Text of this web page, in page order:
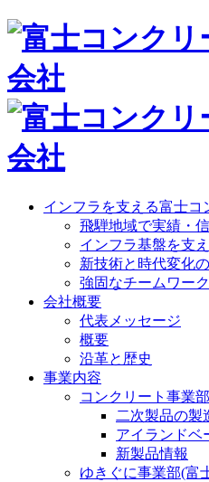
インフラを支える富士コ
飛騨地域で実績・
インフラ基盤を支
新技術と時代変化
強固なチームワー
会社概要
代表メッセージ
概要
沿革と歴史
事業内容
コンクリート事業部
二次製品の製
アイランドベ
新製品情報
ゆきぐに事業部(富